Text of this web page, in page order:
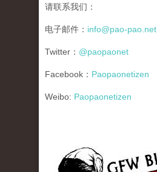
请联系我们：
电子邮件： info@pao-pao.net
Twitter： @paopaonet
Facebook： Paopaonetizen
Weibo: Paopaonetizen
gfw_blog_small.jpg